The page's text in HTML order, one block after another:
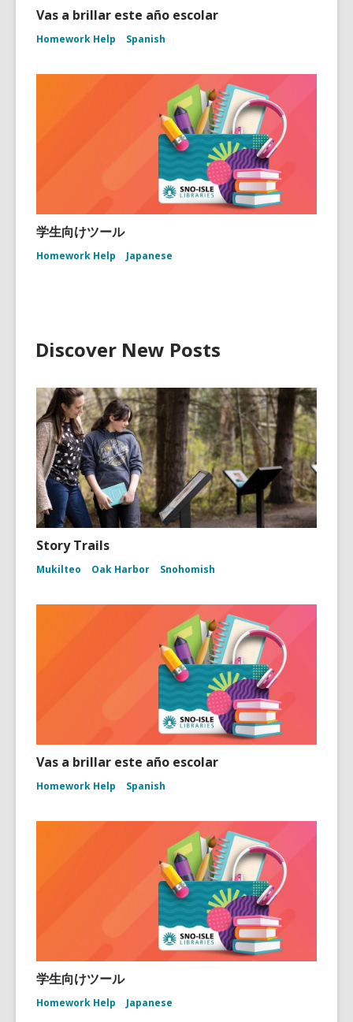
Vas a brillar este año escolar
Homework Help Spanish
学生向けツール
Homework Help Japanese
Discover New Posts
Story Trails
Mukilteo Oak Harbor Snohomish
Vas a brillar este año escolar
Homework Help Spanish
学生向けツール
Homework Help Japanese